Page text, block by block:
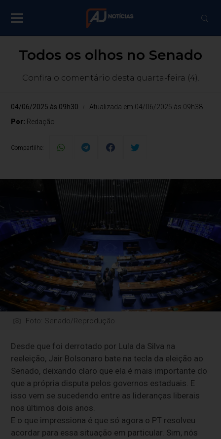
Todos os olhos no Senado
Confira o comentário desta quarta-feira (4).
04/06/2025 às 09h30
Atualizada em 04/06/2025 às 09h38
Por: Redação
Compartilhe:
Foto: Senado/Reprodução
Desde que foi derrotado por Lula da Silva na
reeleição, Jair Bolsonaro bate na tecla da eleição ao
Senado, deixando claro que ela é mais importante do
que a própria disputa pelos governos estaduais. E
isso vem se sucedendo entre as lideranças liberais
nos últimos dois anos.
E o que impressiona é que só agora o PT resolveu
acordar para essa situação em particular. Sim, nós